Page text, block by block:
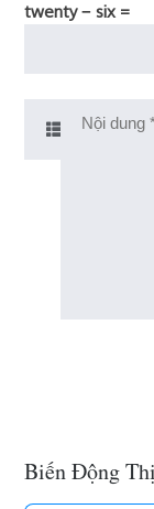
twenty − six =
Biến Động